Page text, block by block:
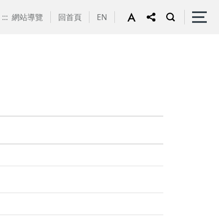
::: 網站導覽 回首頁 EN